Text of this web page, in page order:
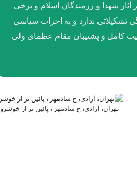
و ثبت و حفظ و نشر آثار شهدا و رزمندگان اسلام و برخی
تشکیلاتی ندارد و به احزاب سیاسی
کامل و پشتیبان مقام عظمای ولی
تهران، آزادی، خ شادمهر ، پائین تر از خوشرو